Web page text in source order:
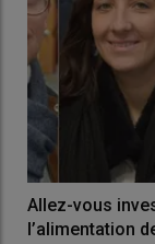
Allez-vous
l’alimentation